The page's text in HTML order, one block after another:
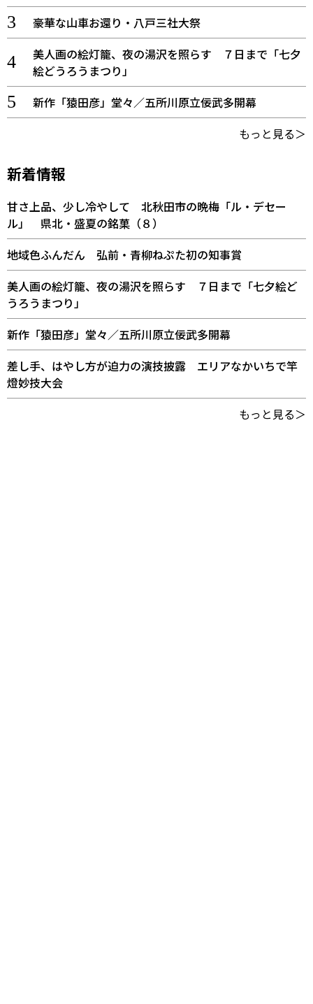
豪華な山車お還り・八戸三社大祭
美人画の絵灯籠、夜の湯沢を照らす ７日まで「七夕
絵どうろうまつり」
新作「猿田彦」堂々／五所川原立佞武多開幕
もっと見る＞
新着情報
甘さ上品、少し冷やして 北秋田市の晩梅「ル・デセー
ル」 県北・盛夏の銘菓（８）
地域色ふんだん 弘前・青柳ねぷた初の知事賞
美人画の絵灯籠、夜の湯沢を照らす ７日まで「七夕絵ど
うろうまつり」
新作「猿田彦」堂々／五所川原立佞武多開幕
差し手、はやし方が迫力の演技披露 エリアなかいちで竿
燈妙技大会
もっと見る＞